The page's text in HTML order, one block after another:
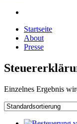
Startseite
About
Presse
Einzelnes Ergebnis